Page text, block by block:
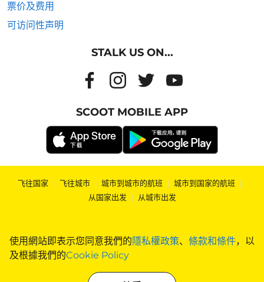
使用網站即表示您同意我們的隱私權政策、 條款和條件，以
及根據我們的Cookie Policy
票价及费用
可访问性声明
STALK US ON...
SCOOT MOBILE APP
飞往国家 | 飞往城市 | 城市到城市的航班 | 城市到国家的航班 |
从国家出发 | 从城市出发